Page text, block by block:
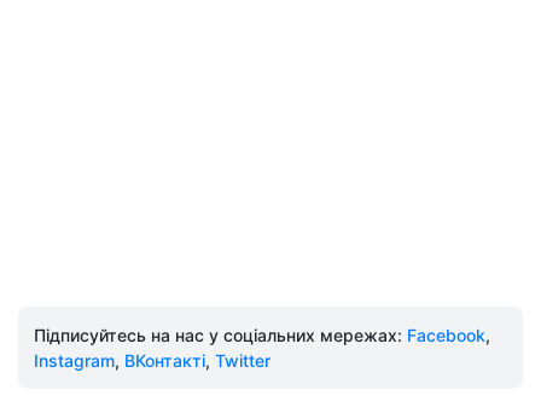
Підписуйтесь на нас у соціальних мережах: Facebook,
Instagram, ВКонтакті, Twitter